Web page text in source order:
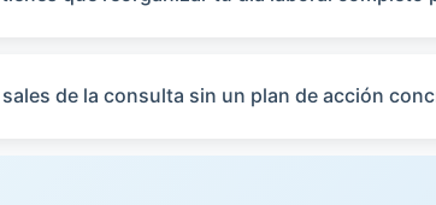
sales de la consulta sin un plan de acción